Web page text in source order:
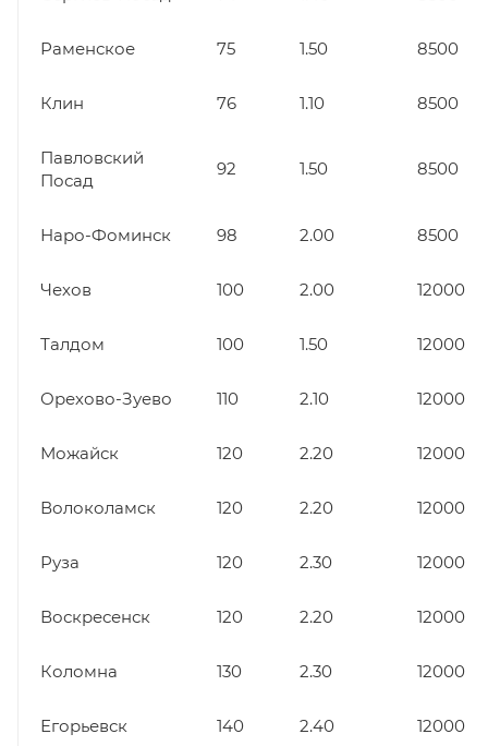
Раменское 75 1.50 8500
Клин 76 1.10 8500
Павловский
Посад
92 1.50 8500
Наро-Фоминск 98 2.00 8500
Чехов 100 2.00 12000
Талдом 100 1.50 12000
Орехово-Зуево 110 2.10 12000
Можайск 120 2.20 12000
Волоколамск 120 2.20 12000
Руза 120 2.30 12000
Воскресенск 120 2.20 12000
Коломна 130 2.30 12000
Егорьевск 140 2.40 12000